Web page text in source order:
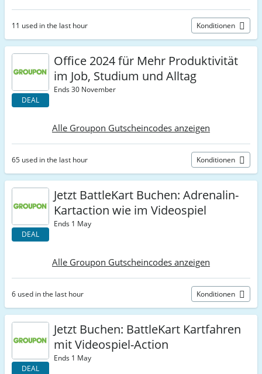
11 used in the last hour Konditionen
DEAL
Office 2024 für Mehr Produktivität
im Job, Studium und Alltag
Ends 30 November
Alle Groupon Gutscheincodes anzeigen
65 used in the last hour Konditionen
DEAL
Jetzt BattleKart Buchen: Adrenalin-
Kartaction wie im Videospiel
Ends 1 May
Alle Groupon Gutscheincodes anzeigen
6 used in the last hour Konditionen
DEAL
Jetzt Buchen: BattleKart Kartfahren
mit Videospiel-Action
Ends 1 May